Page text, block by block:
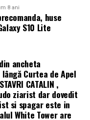
tratamentului.
preoperatorpentru
(facilitând
a preveni recurența
în sine.
și
—
livra
8 ani
huse
S10 Lite
ancheta
Curtea de Apel
CATALIN ,
ziarist dar dovedit
si spagar este in
White Tower are